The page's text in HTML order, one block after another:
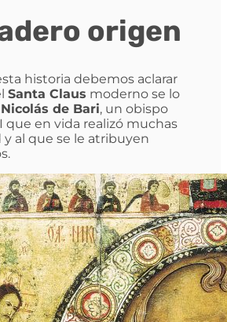
origen
historia debemos aclarar
Santa Claus moderno se lo
de Bari, un obispo
que en vida realizó muchas
y al que se le atribuyen